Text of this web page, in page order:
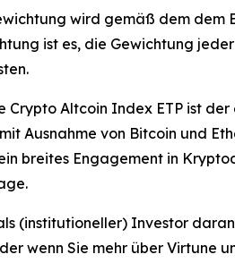
wird gemäß dem dem
ist es, die Gewichtung
Crypto Altcoin Index ETP ist
Ausnahme von Bitcoin und
breites Engagement in
(institutioneller) Investor
wenn Sie mehr über Virtune